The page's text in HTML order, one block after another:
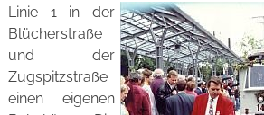
Linie 1 in der
Blücherstraße
und der
Zugspitzstraße
einen eigenen